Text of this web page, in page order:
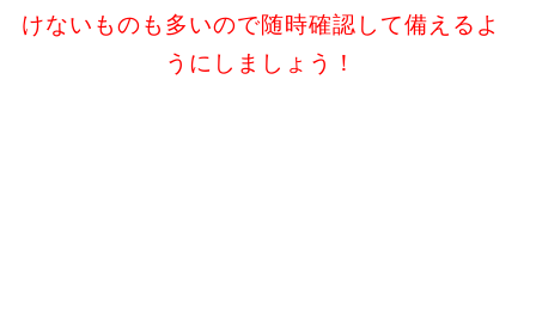
けないものも多いので随時確認して備えるよ
うにしましょう！